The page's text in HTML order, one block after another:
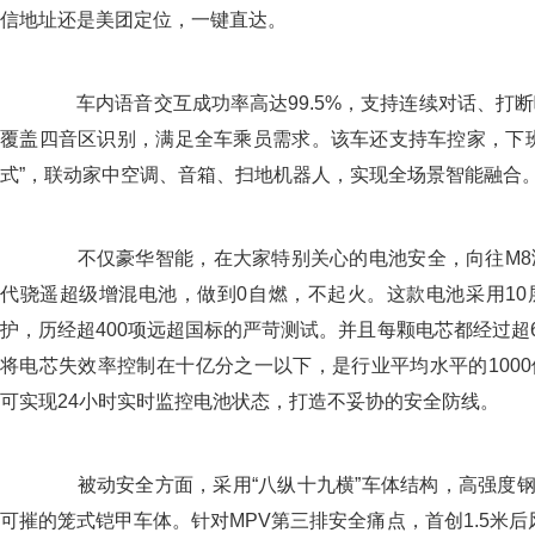
信地址还是美团定位，一键直达。
车内语音交互成功率高达99.5%，支持连续对话、打断
覆盖四音区识别，满足全车乘员需求。该车还支持车控家，下
式”，联动家中空调、音箱、扫地机器人，实现全场景智能融合
不仅豪华智能，在大家特别关心的电池安全，向往M8
代骁遥超级增混电池，做到0自燃，不起火。这款电池采用10
护，历经超400项远超国标的严苛测试。并且每颗电芯都经过
将电芯失效率控制在十亿分之一以下，是行业平均水平的
可实现24小时实时监控电池状态，打造不妥协的安全防线。
被动安全方面，采用“八纵十九横”车体结构，高强度
可摧的笼式铠甲车体。针对MPV第三排安全痛点，首创1.5米